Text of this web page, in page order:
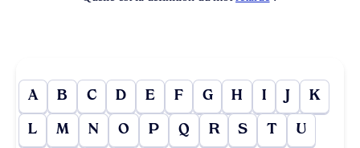
A B C D E F G H I J K
L M N O P Q R S T U